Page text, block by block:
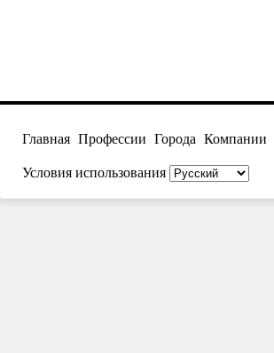
Главная Профессии Города Компании
Условия использования